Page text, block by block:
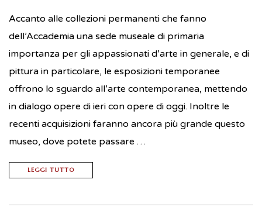
Accanto alle collezioni permanenti che fanno
dell’Accademia una sede museale di primaria
importanza per gli appassionati d’arte in generale, e di
pittura in particolare, le esposizioni temporanee
offrono lo sguardo all’arte contemporanea, mettendo
in dialogo opere di ieri con opere di oggi. Inoltre le
recenti acquisizioni faranno ancora più grande questo
museo, dove potete passare …
LEGGI TUTTO